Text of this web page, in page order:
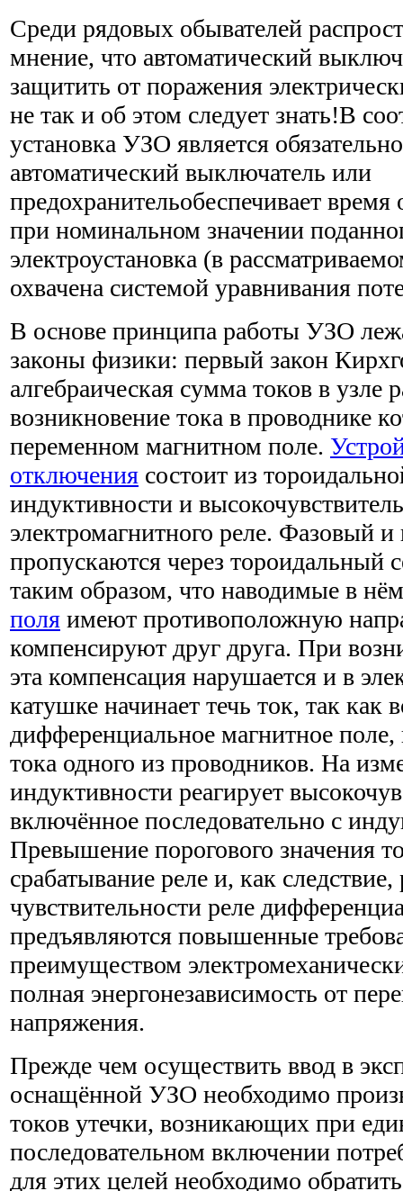
Среди рядовых обывателей
мнение, что автоматический
защитить от поражения
не так и об этом следует знать!В
установка УЗО является
автоматический выключатель или
предохранительобеспечивает
при номинальном значении
электроустановка (в
охвачена системой уравнивания
В основе принципа работы УЗО
законы физики: первый закон
алгебраическая сумма токов в узле
возникновение тока в проводнике
переменном магнитном поле.
отключения состоит из
индуктивности и
электромагнитного реле. Фазовый
пропускаются через тороидальный
таким образом, что наводимые в
поля имеют противоположную
компенсируют друг друга. При
эта компенсация нарушается и в
катушке начинает течь ток, так как
дифференциальное магнитное поле,
тока одного из проводников. На
индуктивности реагирует
включённое последовательно с
Превышение порогового значения
срабатывание реле и, как
чувствительности реле
предъявляются повышенные
преимуществом
полная энергонезависимость от
напряжения.
Прежде чем осуществить ввод в
оснащённой УЗО необходимо
токов утечки, возникающих при
последовательном включении
для этих целей необходимо